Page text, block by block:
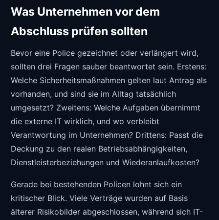
Was Unternehmen vor dem
Abschluss prüfen sollten
Bevor eine Police gezeichnet oder verlängert wird,
sollten drei Fragen sauber beantwortet sein. Erstens:
Welche Sicherheitsmaßnahmen gelten laut Antrag als
vorhanden, und sind sie im Alltag tatsächlich
umgesetzt? Zweitens: Welche Aufgaben übernimmt
die externe IT wirklich, und wo verbleibt
Verantwortung im Unternehmen? Drittens: Passt die
Deckung zu den realen Betriebsabhängigkeiten,
Dienstleisterbeziehungen und Wiederanlaufkosten?
Gerade bei bestehenden Policen lohnt sich ein
kritischer Blick. Viele Verträge wurden auf Basis
älterer Risikobilder abgeschlossen, während sich IT-